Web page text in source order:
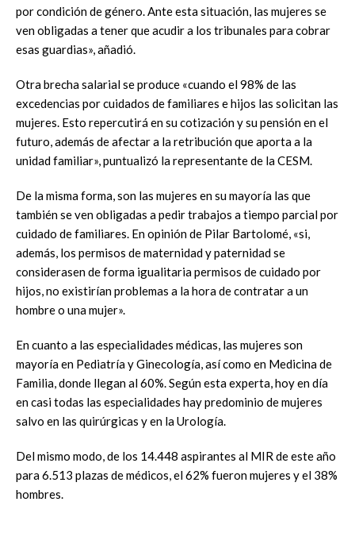
por condición de género. Ante esta situación, las mujeres se
ven obligadas a tener que acudir a los tribunales para cobrar
esas guardias», añadió.
Otra brecha salarial se produce «cuando el 98% de las
excedencias por cuidados de familiares e hijos las solicitan las
mujeres. Esto repercutirá en su cotización y su pensión en el
futuro, además de afectar a la retribución que aporta a la
unidad familiar», puntualizó la representante de la CESM.
De la misma forma, son las mujeres en su mayoría las que
también se ven obligadas a pedir trabajos a tiempo parcial por
cuidado de familiares. En opinión de Pilar Bartolomé, «si,
además, los permisos de maternidad y paternidad se
considerasen de forma igualitaria permisos de cuidado por
hijos, no existirían problemas a la hora de contratar a un
hombre o una mujer».
En cuanto a las especialidades médicas, las mujeres son
mayoría en Pediatría y Ginecología, así como en Medicina de
Familia, donde llegan al 60%. Según esta experta, hoy en día
en casi todas las especialidades hay predominio de mujeres
salvo en las quirúrgicas y en la Urología.
Del mismo modo, de los 14.448 aspirantes al MIR de este año
para 6.513 plazas de médicos, el 62% fueron mujeres y el 38%
hombres.